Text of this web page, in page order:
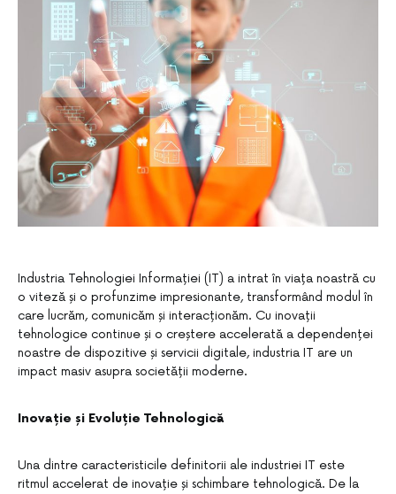
Industria Tehnologiei Informației (IT) a intrat în viața noastră cu
o viteză și o profunzime impresionante, transformând modul în
care lucrăm, comunicăm și interacționăm. Cu inovații
tehnologice continue și o creștere accelerată a dependenței
noastre de dispozitive și servicii digitale, industria IT are un
impact masiv asupra societății moderne.
Inovație și Evoluție Tehnologică
Una dintre caracteristicile definitorii ale industriei IT este
ritmul accelerat de inovație și schimbare tehnologică. De la